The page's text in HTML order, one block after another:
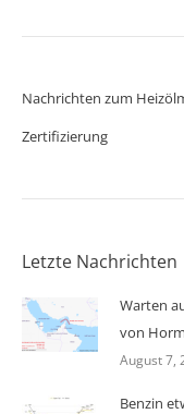
Nachrichten zum
Zertifizierung
Letzte Nachrichten
Warten
von
August 7,
Benzin